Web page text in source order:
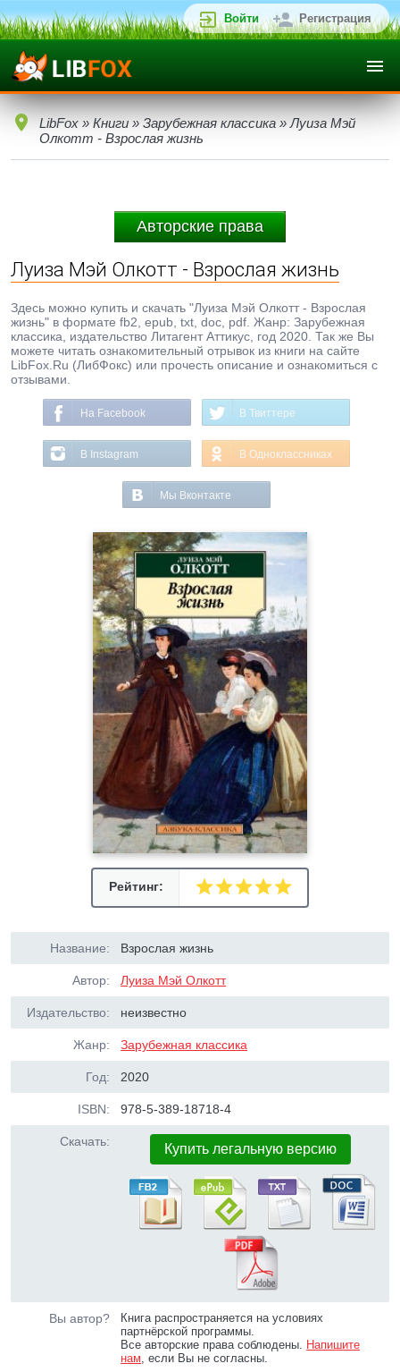
Войти Регистрация
LibFox » Книги » Зарубежная классика » Луиза Мэй
Олкотт - Взрослая жизнь
Авторские права
Луиза Мэй Олкотт - Взрослая жизнь
Здесь можно купить и скачать "Луиза Мэй Олкотт - Взрослая
жизнь" в формате fb2, epub, txt, doc, pdf. Жанр: Зарубежная
классика, издательство Литагент Аттикус, год 2020. Так же Вы
можете читать ознакомительный отрывок из книги на сайте
LibFox.Ru (ЛибФокс) или прочесть описание и ознакомиться с
отзывами.
На Facebook В Твиттере
В Instagram В Одноклассниках
Мы Вконтакте
Рейтинг:
Название: Взрослая жизнь
Автор: Луиза Мэй Олкотт
Издательство: неизвестно
Жанр: Зарубежная классика
Год: 2020
ISBN: 978-5-389-18718-4
Скачать: Купить легальную версию
Вы автор?
Книга распространяется на условиях
партнёрской программы.
Все авторские права соблюдены. Напишите
нам, если Вы не согласны.